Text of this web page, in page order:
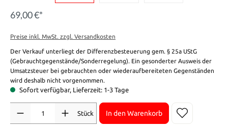
69,00 €*
Preise inkl. MwSt. zzgl. Versandkosten
Der Verkauf unterliegt der Differenzbesteuerung gem. § 25a UStG
(Gebrauchtgegenstände/Sonderregelung). Ein gesonderter Ausweis der
Umsatzsteuer bei gebrauchten oder wiederaufbereiteten Gegenständen
wird deshalb nicht vorgenommen.
Sofort verfügbar, Lieferzeit: 1-3 Tage
Stück
In den Warenkorb